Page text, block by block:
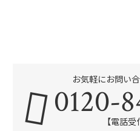
お気軽にお問い
0120-【電話